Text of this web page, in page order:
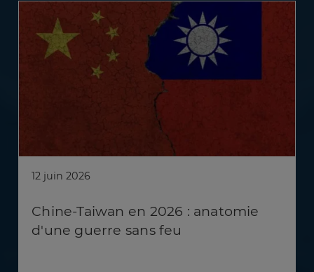
12 juin 2026
Chine-Taiwan en 2026 : anatomie
d'une guerre sans feu